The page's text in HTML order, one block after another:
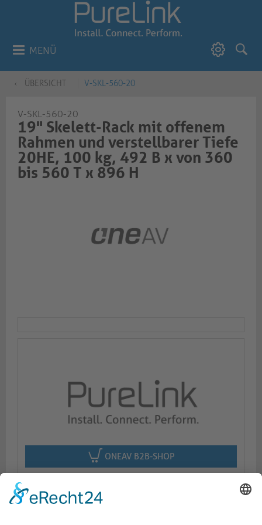
MENÜ
ÜBERSICHT V-SKL-560-20
V-SKL-560-20
19" Skelett-Rack mit offenem
Rahmen und verstellbarer Tiefe
20HE, 100 kg, 492 B x von 360
bis 560 T x 896 H
ONEAV B2B-SHOP
Beschreibung